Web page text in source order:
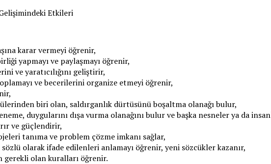
Etkileri
karar vermeyi öğrenir,
yapmayı ve paylaşmayı öğrenir,
ve yaratıcılığını geliştirir,
ve becerilerini organize etmeyi öğrenir,
biri olan, saldırganlık dürtüsünü boşaltma olanağı bulur,
duygularını dışa vurma olanağını bulur ve başka nesneler ya da
ve güçlendirir,
tanıma ve problem çözme imkanı sağlar,
olarak ifade edilenleri anlamayı öğrenir, yeni sözcükler kazanır,
gerekli olan kuralları öğrenir.